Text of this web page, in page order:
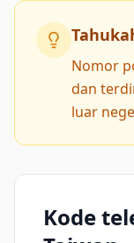
Nomor
dan
luar
Kode